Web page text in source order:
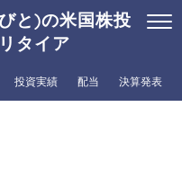
と)の米国株投
タイア
投資実績 配当 決算発表